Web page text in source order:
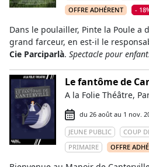
OFFRE ADHÉRENT
-
Dans le poulailler, Pinte la Poule a
grand farceur, en est-il le
Cie Parciparlà. Spectacle pour
Le fantôme de
A la Folie Théâtre,
du 26 août au 1 nov.
JEUNE PUBLIC
COUP
PRIMAIRE
OFFRE